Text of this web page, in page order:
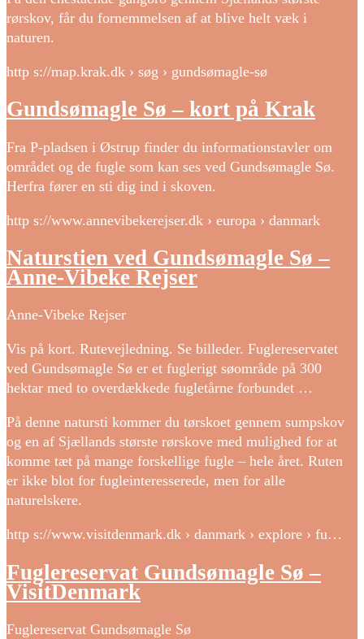
rørskov, får du fornemmelsen af at blive helt væk i
naturen.
http s://map.krak.dk › søg › gundsømagle-sø
Gundsømagle Sø – kort på Krak
Fra P-pladsen i Østrup finder du informationstavler om
området og de fugle som kan ses ved Gundsømagle Sø.
Herfra fører en sti dig ind i skoven.
http s://www.annevibekerejser.dk › europa › danmark
Naturstien ved Gundsømagle Sø –
Anne-Vibeke Rejser
Anne-Vibeke Rejser
Vis på kort. Rutevejledning. Se billeder. Fuglereservatet
ved Gundsømagle Sø er et fuglerigt søområde på 300
hektar med to overdækkede fugletårne forbundet …
På denne natursti kommer du tørskoet gennem sumpskov
og en af Sjællands største rørskove med mulighed for at
komme tæt på mange forskellige fugle – hele året. Ruten
er ikke blot for fugleinteresserede, men for alle
naturelskere.
http s://www.visitdenmark.dk › danmark › explore › fu…
Fuglereservat Gundsømagle Sø –
VisitDenmark
Fuglereservat Gundsømagle Sø